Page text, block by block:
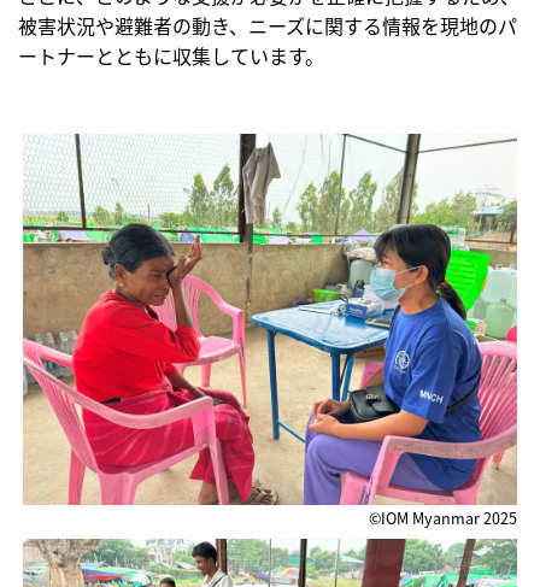
被害状況や避難者の動き、ニーズに関する情報を現地のパ
ートナーとともに収集しています。
©IOM Myanmar 2025